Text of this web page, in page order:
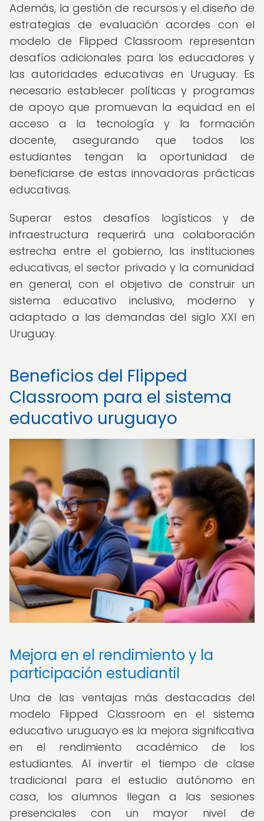
Además, la gestión de recursos y el diseño de
estrategias de evaluación acordes con el
modelo de Flipped Classroom representan
desafíos adicionales para los educadores y
las autoridades educativas en Uruguay. Es
necesario establecer políticas y programas
de apoyo que promuevan la equidad en el
acceso a la tecnología y la formación
docente, asegurando que todos los
estudiantes tengan la oportunidad de
beneficiarse de estas innovadoras prácticas
educativas.
Superar estos desafíos logísticos y de
infraestructura requerirá una colaboración
estrecha entre el gobierno, las instituciones
educativas, el sector privado y la comunidad
en general, con el objetivo de construir un
sistema educativo inclusivo, moderno y
adaptado a las demandas del siglo XXI en
Uruguay.
Beneficios del Flipped
Classroom para el sistema
educativo uruguayo
Mejora en el rendimiento y la
participación estudiantil
Una de las ventajas más destacadas del
modelo Flipped Classroom en el sistema
educativo uruguayo es la mejora significativa
en el rendimiento académico de los
estudiantes. Al invertir el tiempo de clase
tradicional para el estudio autónomo en
casa, los alumnos llegan a las sesiones
presenciales con un mayor nivel de